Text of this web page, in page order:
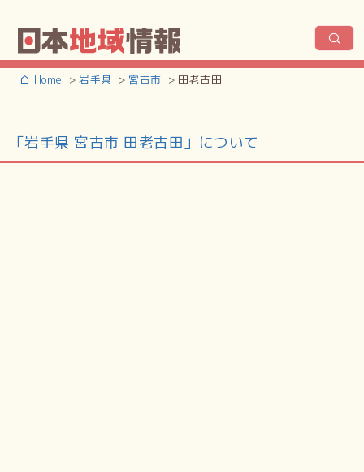
Home 岩手県 宮古市 田老古田
「岩手県 宮古市 田老古田」について